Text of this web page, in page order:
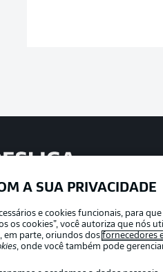
to be
A SUA PRIVACIDADE
e cookies funcionais, para
os cookies”, você autoriza que nós
em parte, oriundos dos fornecedores
, onde você também pode